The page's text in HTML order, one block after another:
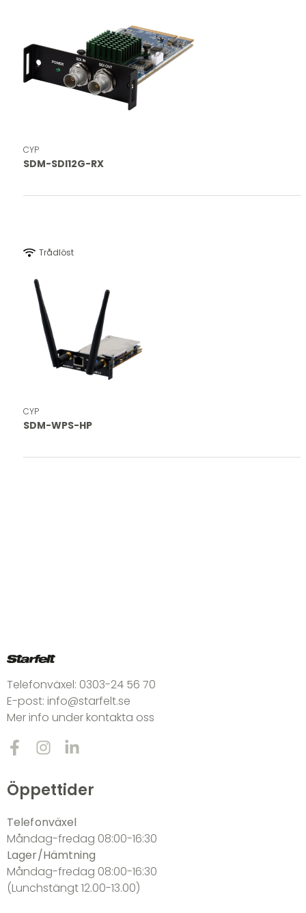
CYP
SDM-SDI12G-RX
wifi Trådlöst
CYP
SDM-WPS-HP
Telefonväxel: 0303-24 56 70
E-post: info@starfelt.se
Mer info under kontakta oss
Öppettider
Telefonväxel
Måndag-fredag 08:00-16:30
Lager/Hämtning
Måndag-fredag 08:00-16:30
(Lunchstängt 12.00-13.00)